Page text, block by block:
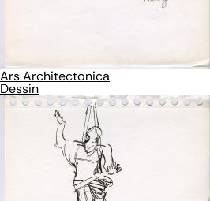
Ars Architectonica
Dessin